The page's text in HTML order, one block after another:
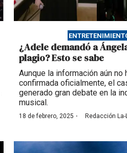
¿Adele demandó a
plagio? Esto se sabe
Aunque la información aún no
confirmada oficialmente, el
generado gran debate en la
musical.
18 de febrero, 2025 · Redacción